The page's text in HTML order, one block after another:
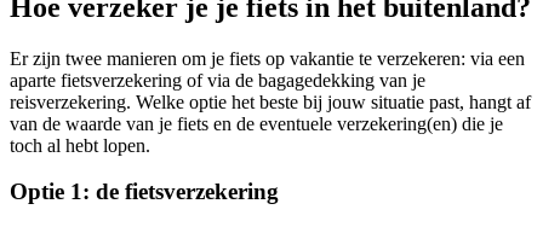
Hoe verzeker je je fiets in het buitenland?
Er zijn twee manieren om je fiets op vakantie te verzekeren: via een
aparte fietsverzekering of via de bagagedekking van je
reisverzekering. Welke optie het beste bij jouw situatie past, hangt af
van de waarde van je fiets en de eventuele verzekering(en) die je
toch al hebt lopen.
Optie 1: de fietsverzekering